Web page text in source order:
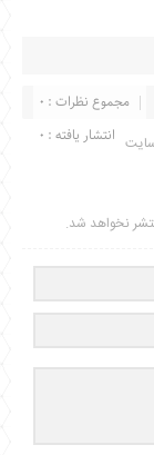
مجموع نظرات : 0
انتشار یافته : 0
نخواهد شد.